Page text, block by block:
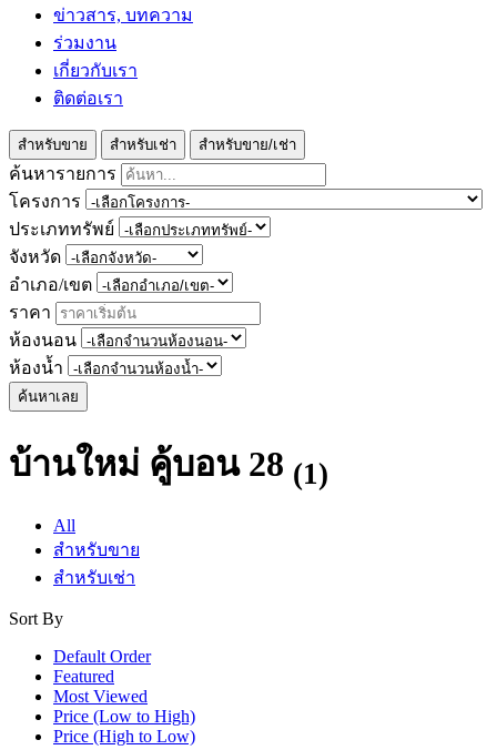
ข่าวสาร, บทความ
ร่วมงาน
เกี่ยวกับเรา
ติดต่อเรา
สำหรับขาย สำหรับเช่า สำหรับขาย/เช่า
ค้นหารายการ
โครงการ
ประเภททรัพย์
จังหวัด
อำเภอ/เขต
ราคา
ห้องนอน
ห้องน้ำ
ค้นหาเลย
บ้านใหม่ คู้บอน 28 (1)
All
สำหรับขาย
สำหรับเช่า
Sort By
Default Order
Featured
Most Viewed
Price (Low to High)
Price (High to Low)